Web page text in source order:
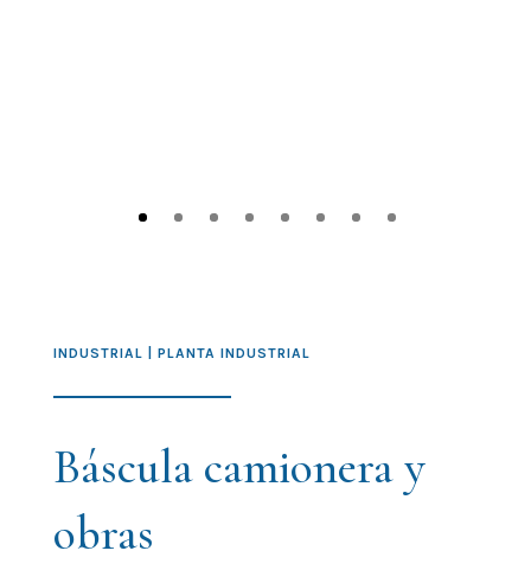
INDUSTRIAL | PLANTA INDUSTRIAL
Báscula camionera y
obras